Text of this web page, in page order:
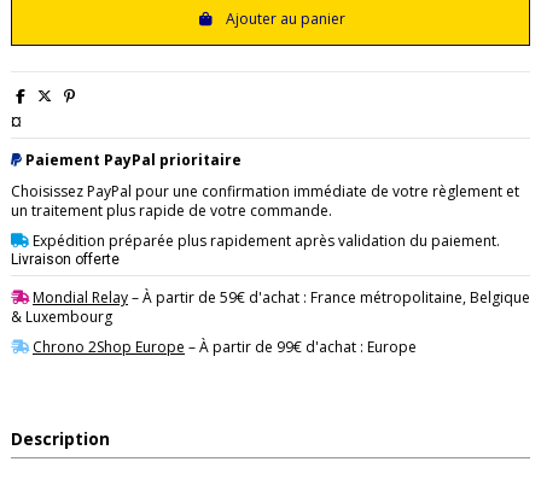
Ajouter au panier
¤
Paiement PayPal prioritaire
Choisissez PayPal pour une confirmation immédiate de votre règlement et
un traitement plus rapide de votre commande.
Expédition préparée plus rapidement après validation du paiement.
Livraison offerte
Mondial Relay– À partir de 59€ d'achat : France métropolitaine, Belgique
& Luxembourg
Chrono 2Shop Europe – À partir de 99€ d'achat : Europe
Description